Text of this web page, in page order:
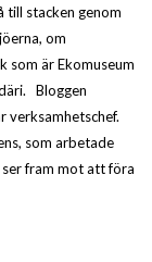
till stacken genom
om
som är Ekomuseum
Bloggen
verksamhetschef.
som arbetade
fram mot att föra